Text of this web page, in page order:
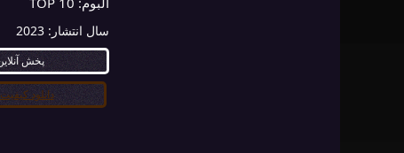
سال انتشار: 2023
پخش
دانلود کیفیت ۳۲۰